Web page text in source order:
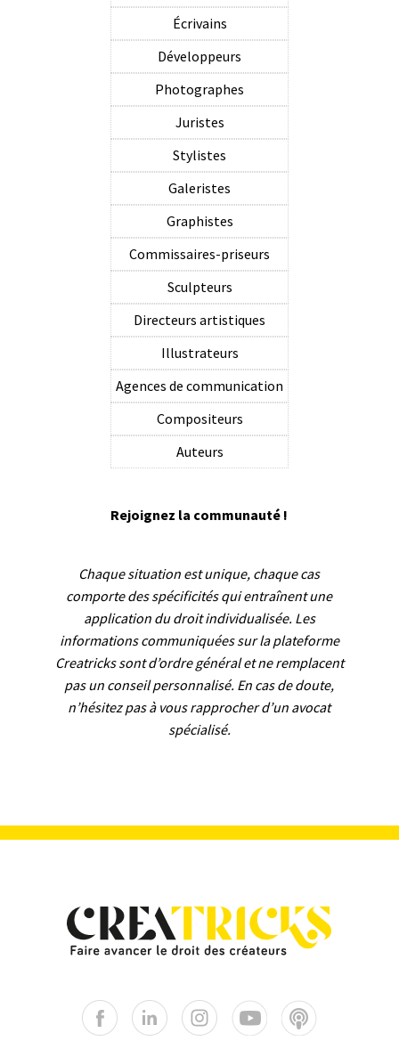
Écrivains
Développeurs
Photographes
Juristes
Stylistes
Galeristes
Graphistes
Commissaires-priseurs
Sculpteurs
Directeurs artistiques
Illustrateurs
Agences de communication
Compositeurs
Auteurs
Rejoignez la communauté !
Chaque situation est unique, chaque cas
comporte des spécificités qui entraînent une
application du droit individualisée. Les
informations communiquées sur la plateforme
Creatricks sont d’ordre général et ne remplacent
pas un conseil personnalisé. En cas de doute,
n’hésitez pas à vous rapprocher d’un avocat
spécialisé.